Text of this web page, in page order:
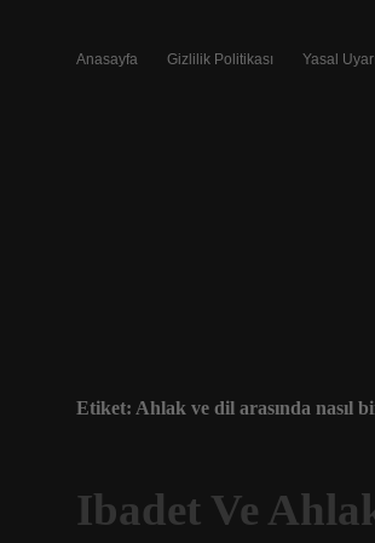
Anasayfa Gizlilik Politikası Yasal Uyarı
Etiket: Ahlak ve dil arasında nasıl
Ibadet Ve